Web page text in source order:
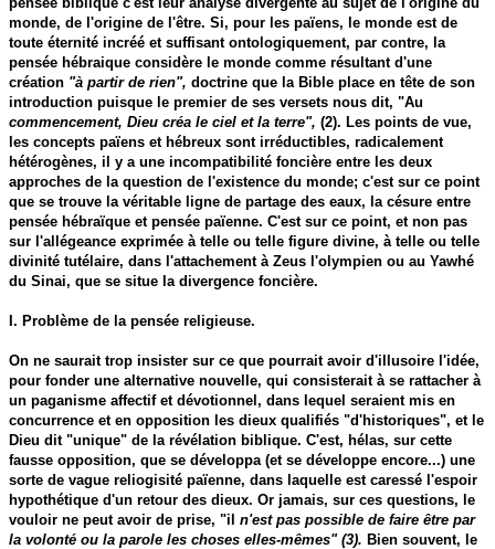
monde, de l'origine de l'être. Si, pour les païens, le monde est de
toute éternité incréé et suffisant ontologiquement, par contre, la
pensée hébraique considère le monde comme résultant d'une
création "à partir de rien", doctrine que la Bible place en tête de son
introduction puisque le premier de ses versets nous dit, "Au
commencement, Dieu créa le ciel et la terre", (2). Les points de vue,
les concepts païens et hébreux sont irréductibles, radicalement
hétérogènes, il y a une incompatibilité foncière entre les deux
approches de la question de l'existence du monde; c'est sur ce point
que se trouve la véritable ligne de partage des eaux, la césure entre
pensée hébraïque et pensée païenne. C'est sur ce point, et non pas
sur l'allégeance exprimée à telle ou telle figure divine, à telle ou telle
divinité tutélaire, dans l'attachement à Zeus l'olympien ou au Yawhé
du Sinai, que se situe la divergence foncière.
I. Problème de la pensée religieuse.
On ne saurait trop insister sur ce que pourrait avoir d'illusoire l'idée,
pour fonder une alternative nouvelle, qui consisterait à se rattacher à
un paganisme affectif et dévotionnel, dans lequel seraient mis en
concurrence et en opposition les dieux qualifiés "d'historiques", et le
Dieu dit "unique" de la révélation biblique. C'est, hélas, sur cette
fausse opposition, que se développa (et se développe encore...) une
sorte de vague reliogisité païenne, dans laquelle est caressé l'espoir
hypothétique d'un retour des dieux. Or jamais, sur ces questions, le
vouloir ne peut avoir de prise, "iln'est pas possible de faire être par
la volonté ou la parole les choses elles-mêmes" (3). Bien souvent, le